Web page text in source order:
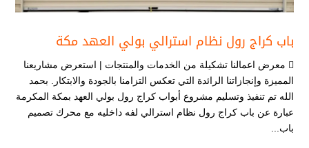
باب كراج رول نظام استرالي بولي العهد مكة
 معرض اعمالنا تشكيلة من الخدمات والمنتجات | استعرض مشاريعنا
المميزة وإنجازاتنا الرائدة التي تعكس التزامنا بالجودة والابتكار. بحمد
الله تم تنفيذ وتسليم مشروع أبواب كراج رول بولي العهد بمكة المكرمة
عبارة عن باب كراج رول نظام استرالي لفه داخليه مع محرك تصميم
باب...